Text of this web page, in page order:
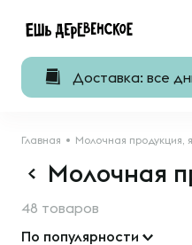
Доставка: все
Главная Молочная продукция,
Молочная
48 товаров
По популярности